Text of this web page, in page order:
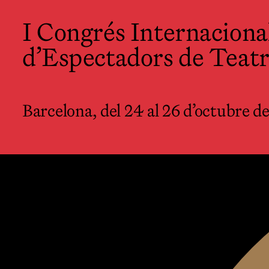
I Congrés
d’Espectadors de
Barcelona, del 24 al 26 d’octubre
I Congrés Internacional
Teatre
Barcelona, del 24 al 26 d’octubre de 2022